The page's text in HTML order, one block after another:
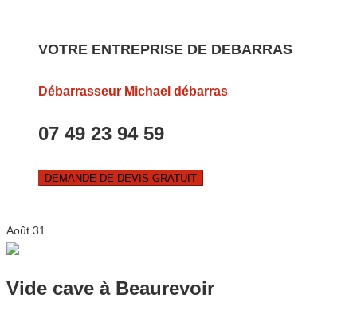
VOTRE ENTREPRISE DE DEBARRAS
Débarrasseur Michael débarras
07 49 23 94 59
DEMANDE DE DEVIS GRATUIT
Août 31
Vide cave à Beaurevoir